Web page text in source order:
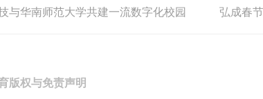
与华南师范大学共建一流数字化校园
版权与免责声明